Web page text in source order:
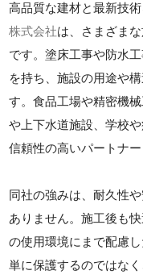
高品質な建材と最新技
株式会社は、さまざま
です。塗床工事や防水
を持ち、施設の用途や
す。食品工場や精密機
や上下水道施設、学校
信頼性の高いパートナー
同社の強みは、耐久性
ありません。施工後も
の使用環境にまで配慮
単に保護するのではな